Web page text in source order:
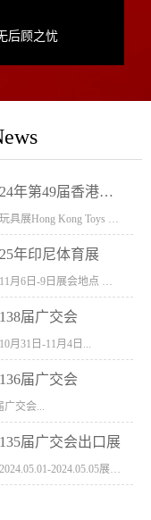
后顾之忧
我司将参加2024年第49届香港玩具展Hong Kong Toys & Games Fair 欢迎新···
年印尼体育展
届广交会
月31日-11月4日...
届广交会
交会...
届广交会出口展
展会时间：时间：2024.05.01-2024.05.05展会地址：中国进出口商品交易会展馆福建康莱宝公司展位号12.1G37-38、H11-12，浙江康莱宝展位号17.1B23-24、C19-20...